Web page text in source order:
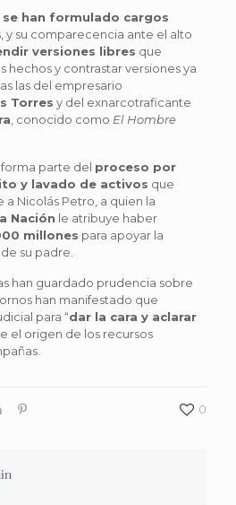
se han formulado cargos
y su comparecencia ante el alto
versiones libres que
hechos y contrastar versiones ya
las del empresario
Torres y del exnarcotraficante
, conocido como El Hombre
forma parte del proceso por
y lavado de activos que
Nicolás Petro, a quien la
Nación le atribuye haber
millones para apoyar la
su padre.
han guardado prudencia sobre
han manifestado que
para “dar la cara y aclarar
el origen de los recursos
0